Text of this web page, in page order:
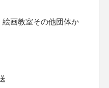
画教室その他団体か